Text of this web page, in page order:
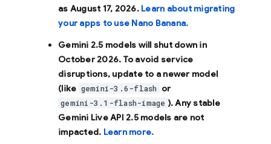
as August 17, 2026. Learn about migrating
your apps to use Nano Banana.
Gemini 2.5 models will shut down in
October 2026. To avoid service
disruptions, update to a newer model
(like gemini-3.6-flash or
gemini-3.1-flash-image ). Any stable
Gemini Live API 2.5 models are not
impacted. Learn more.